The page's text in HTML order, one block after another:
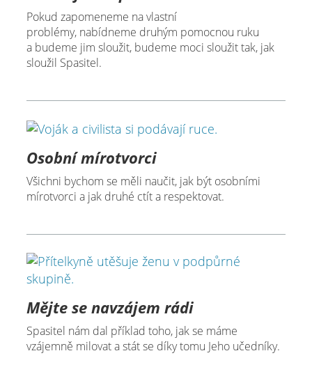
Pokud zapomeneme na vlastní
problémy, nabídneme druhým pomocnou ruku
a budeme jim sloužit, budeme moci sloužit tak, jak
sloužil Spasitel.
Osobní mírotvorci
Všichni bychom se měli naučit, jak být osobními
mírotvorci a jak druhé ctít a respektovat.
Mějte se navzájem rádi
Spasitel nám dal příklad toho, jak se máme
vzájemně milovat a stát se díky tomu Jeho učedníky.